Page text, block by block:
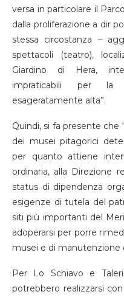
versa in particolare il
dalla proliferazione a dir
stessa circostanza –
spettacoli (teatro),
Giardino di Hera,
impraticabili per la
esageratamente alta”.
Quindi, si fa presente che
dei musei pitagorici
per quanto attiene
ordinaria, alla Direzione
status di dipendenza
esigenze di tutela del
siti più importanti del
adoperarsi per porre
musei e di manutenzione
Per Lo Schiavo e
potrebbero realizzarsi